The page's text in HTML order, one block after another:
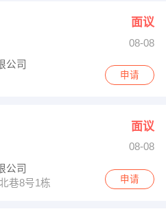
面议
08-08
公司
申请
面议
08-08
公司
巷8号1栋13层1310号
申请